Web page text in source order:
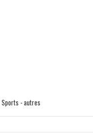
Sports - autres